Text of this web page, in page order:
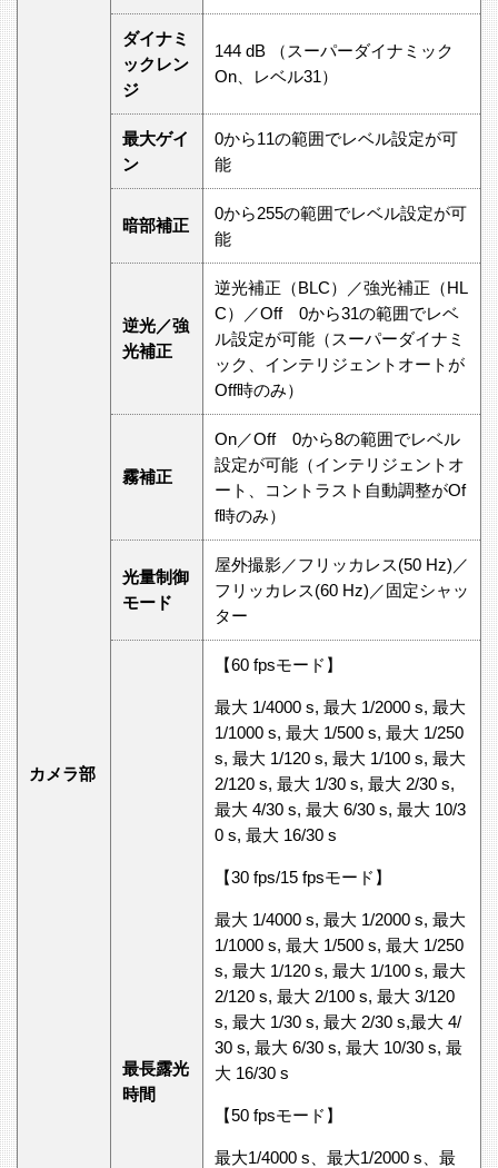
カメラ部
ダイナミ
ックレン
ジ
144 dB （スーパーダイナミック
On、レベル31）
最大ゲイ
ン
0から11の範囲でレベル設定が可
能
暗部補正
0から255の範囲でレベル設定が可
能
逆光／強
光補正
逆光補正（BLC）／強光補正（HL
C）／Off 0から31の範囲でレベ
ル設定が可能（スーパーダイナミ
ック、インテリジェントオートが
Off時のみ）
霧補正
On／Off 0から8の範囲でレベル
設定が可能（インテリジェントオ
ート、コントラスト自動調整がOf
f時のみ）
光量制御
モード
屋外撮影／フリッカレス(50 Hz)／
フリッカレス(60 Hz)／固定シャッ
ター
最長露光
時間
【60 fpsモード】
最大 1/4000 s, 最大 1/2000 s, 最大
1/1000 s, 最大 1/500 s, 最大 1/250
s, 最大 1/120 s, 最大 1/100 s, 最大
2/120 s, 最大 1/30 s, 最大 2/30 s,
最大 4/30 s, 最大 6/30 s, 最大 10/3
0 s, 最大 16/30 s
【30 fps/15 fpsモード】
最大 1/4000 s, 最大 1/2000 s, 最大
1/1000 s, 最大 1/500 s, 最大 1/250
s, 最大 1/120 s, 最大 1/100 s, 最大
2/120 s, 最大 2/100 s, 最大 3/120
s, 最大 1/30 s, 最大 2/30 s,最大 4/
30 s, 最大 6/30 s, 最大 10/30 s, 最
大 16/30 s
【50 fpsモード】
最大1/4000 s、最大1/2000 s、最